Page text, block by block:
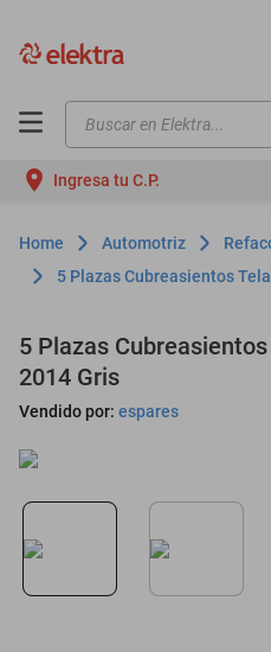
Buscar en Elektra...
Ingresa tu C.P.
Automotriz
5 Plazas Cubreasientos
5 Plazas
2014 Gris
Vendido por: espares
motos
moto
celulares
refrigeradores